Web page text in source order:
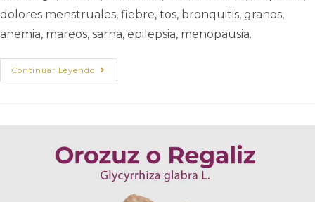
dolores menstruales, fiebre, tos, bronquitis, granos,
anemia, mareos, sarna, epilepsia, menopausia.
Continuar Leyendo